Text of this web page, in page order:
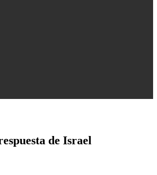
de Israel